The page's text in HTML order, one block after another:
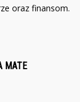
oraz finansom.
MATE